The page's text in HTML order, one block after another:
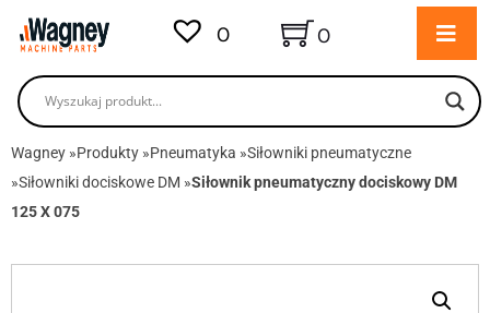
0 0
Wagney »Produkty »Pneumatyka »Siłowniki pneumatyczne
»Siłowniki dociskowe DM »Siłownik pneumatyczny dociskowy DM
125 X 075